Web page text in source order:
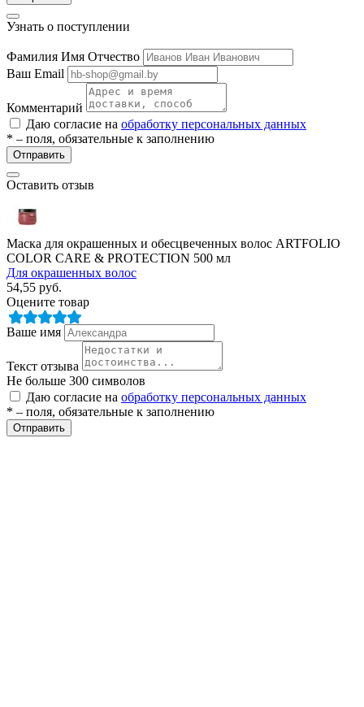
Узнать о поступлении
Фамилия Имя Отчество
Ваш Email
Комментарий
Даю согласие на обработку персональных данных
* – поля, обязательные к заполнению
Отправить
Оставить отзыв
Маска для окрашенных и обесцвеченных волос ARTFOLIO
COLOR CARE & PROTECTION 500 мл
Для окрашенных волос
54,55 руб.
Оцените товар
Ваше имя
Текст отзыва
Не больше 300 символов
Даю согласие на обработку персональных данных
* – поля, обязательные к заполнению
Отправить